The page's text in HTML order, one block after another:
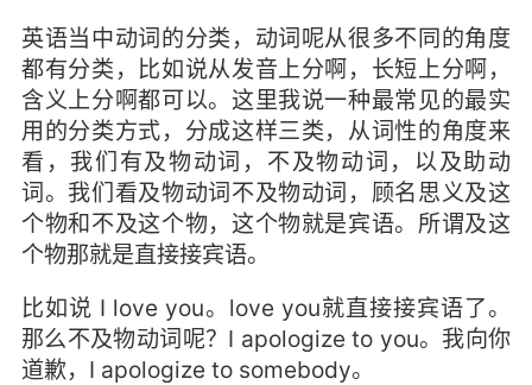
英语当中动词的分类，动词呢从很多不同的角度
都有分类，比如说从发音上分啊，长短上分啊，
含义上分啊都可以。这里我说一种最常见的最实
用的分类方式，分成这样三类，从词性的角度来
看，我们有及物动词，不及物动词，以及助动
词。我们看及物动词不及物动词，顾名思义及这
个物和不及这个物，这个物就是宾语。所谓及这
个物那就是直接接宾语。
比如说 I love you。love you就直接接宾语了。
那么不及物动词呢？I apologize to you。我向你
道歉，I apologize to somebody。